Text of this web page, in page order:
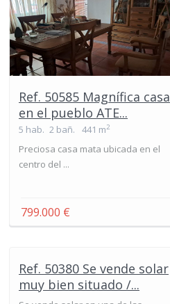
Ref. 50585 Magnífica casa
en el pueblo ATE...
5 hab. 2 bañ. 441 m2
Preciosa casa mata ubicada en el
centro del ...
799.000 €
Ref. 50380 Se vende solar
muy bien situado /...